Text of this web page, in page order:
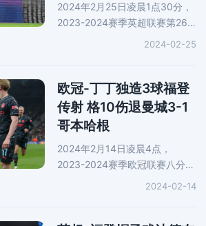
2024年2月25日凌晨1点30分，
2023-2024赛季英超联赛第26
轮展开一场焦点战役，曼城前往
建功。下半场，哈兰德屡失良
机，而埃德
2024-02-25
欧冠-丁丁独造3球福登
传射 格10伤退曼城3-1
哥本哈根
2024年2月14日凌晨4点，
2023-2024赛季欧冠联赛八分之
一决赛首回合展开一场焦点战
2024-02-14